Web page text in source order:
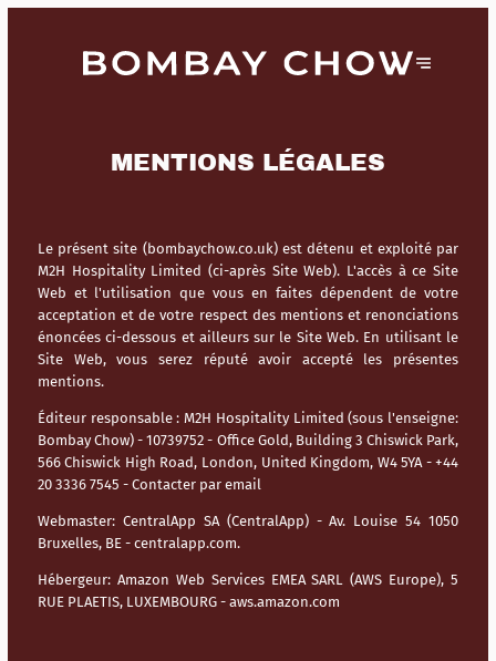
MENTIONS LÉGALES
Le présent site (bombaychow.co.uk) est détenu et exploité par
M2H Hospitality Limited (ci-après Site Web). L'accès à ce Site
Web et l'utilisation que vous en faites dépendent de votre
acceptation et de votre respect des mentions et renonciations
énoncées ci-dessous et ailleurs sur le Site Web. En utilisant le
Site Web, vous serez réputé avoir accepté les présentes
mentions.
Éditeur responsable : M2H Hospitality Limited (sous l'enseigne:
Bombay Chow) - 10739752 - Office Gold, Building 3 Chiswick Park,
566 Chiswick High Road, London, United Kingdom, W4 5YA - +44
20 3336 7545 - Contacter par email
Webmaster: CentralApp SA (CentralApp) - Av. Louise 54 1050
Bruxelles, BE - centralapp.com.
Hébergeur: Amazon Web Services EMEA SARL (AWS Europe), 5
RUE PLAETIS, LUXEMBOURG - aws.amazon.com